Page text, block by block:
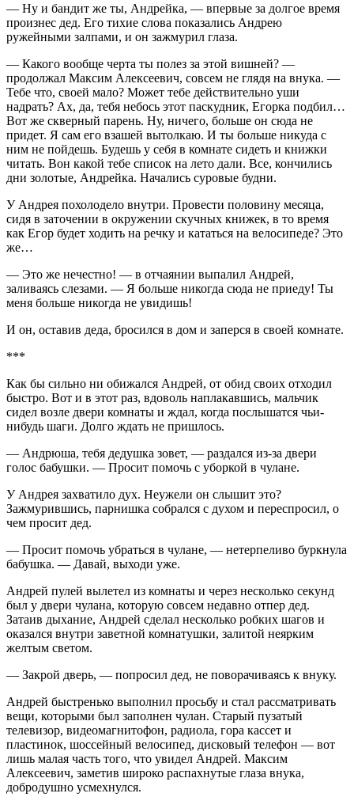
— Ну и бандит же ты, Андрейка, — впервые за долгое время
произнес дед. Его тихие слова показались Андрею
ружейными залпами, и он зажмурил глаза.
— Какого вообще черта ты полез за этой вишней? —
продолжал Максим Алексеевич, совсем не глядя на внука. —
Тебе что, своей мало? Может тебе действительно уши
надрать? Ах, да, тебя небось этот паскудник, Егорка подбил…
Вот же скверный парень. Ну, ничего, больше он сюда не
придет. Я сам его взашей вытолкаю. И ты больше никуда с
ним не пойдешь. Будешь у себя в комнате сидеть и книжки
читать. Вон какой тебе список на лето дали. Все, кончились
дни золотые, Андрейка. Начались суровые будни.
У Андрея похолодело внутри. Провести половину месяца,
сидя в заточении в окружении скучных книжек, в то время
как Егор будет ходить на речку и кататься на велосипеде? Это
же…
— Это же нечестно! — в отчаянии выпалил Андрей,
заливаясь слезами. — Я больше никогда сюда не приеду! Ты
меня больше никогда не увидишь!
И он, оставив деда, бросился в дом и заперся в своей комнате.
***
Как бы сильно ни обижался Андрей, от обид своих отходил
быстро. Вот и в этот раз, вдоволь наплакавшись, мальчик
сидел возле двери комнаты и ждал, когда послышатся чьи-
нибудь шаги. Долго ждать не пришлось.
— Андрюша, тебя дедушка зовет, — раздался из-за двери
голос бабушки. — Просит помочь с уборкой в чулане.
У Андрея захватило дух. Неужели он слышит это?
Зажмурившись, парнишка собрался с духом и переспросил, о
чем просит дед.
— Просит помочь убраться в чулане, — нетерпеливо буркнула
бабушка. — Давай, выходи уже.
Андрей пулей вылетел из комнаты и через несколько секунд
был у двери чулана, которую совсем недавно отпер дед.
Затаив дыхание, Андрей сделал несколько робких шагов и
оказался внутри заветной комнатушки, залитой неярким
желтым светом.
— Закрой дверь, — попросил дед, не поворачиваясь к внуку.
Андрей быстренько выполнил просьбу и стал рассматривать
вещи, которыми был заполнен чулан. Старый пузатый
телевизор, видеомагнитофон, радиола, гора кассет и
пластинок, шоссейный велосипед, дисковый телефон — вот
лишь малая часть того, что увидел Андрей. Максим
Алексеевич, заметив широко распахнутые глаза внука,
добродушно усмехнулся.